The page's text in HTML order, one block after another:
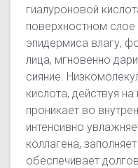
гиалуроновой
поверхностном
эпидермиса влагу,
лица, мгновенно
сияние.
кислота, действуя
проникает во
интенсивно
коллагена,
обеспечивает